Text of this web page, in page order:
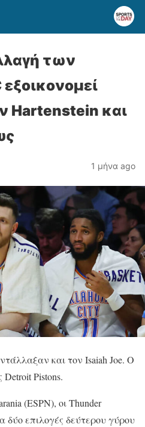
των
Hartenstein και
1 μήνα ago
και τον Isaiah Joe. Ο
Pistons.
(ESPN), οι Thunder
επιλογές δεύτερου γύρου